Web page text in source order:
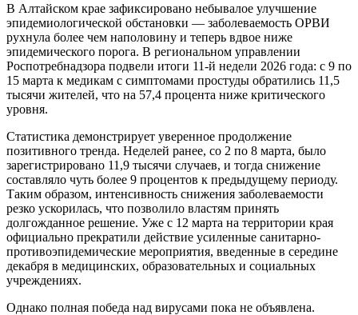
В Алтайском крае зафиксировано небывалое улучшение
эпидемиологической обстановки — заболеваемость ОРВИ
рухнула более чем наполовину и теперь вдвое ниже
эпидемического порога. В региональном управлении
Роспотребнадзора подвели итоги 11-й недели 2026 года: с 9 по
15 марта к медикам с симптомами простуды обратились 11,5
тысячи жителей, что на 57,4 процента ниже критического
уровня.
Статистика демонстрирует уверенное продолжение
позитивного тренда. Неделей ранее, со 2 по 8 марта, было
зарегистрировано 11,9 тысячи случаев, и тогда снижение
составляло чуть более 9 процентов к предыдущему периоду.
Таким образом, интенсивность снижения заболеваемости
резко ускорилась, что позволило властям принять
долгожданное решение. Уже с 12 марта на территории края
официально прекратили действие усиленные санитарно-
противоэпидемические мероприятия, введенные в середине
декабря в медицинских, образовательных и социальных
учреждениях.
Однако полная победа над вирусами пока не объявлена.